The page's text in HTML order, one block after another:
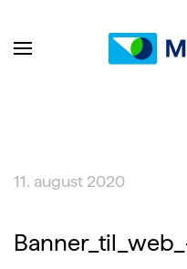
11. august 2020